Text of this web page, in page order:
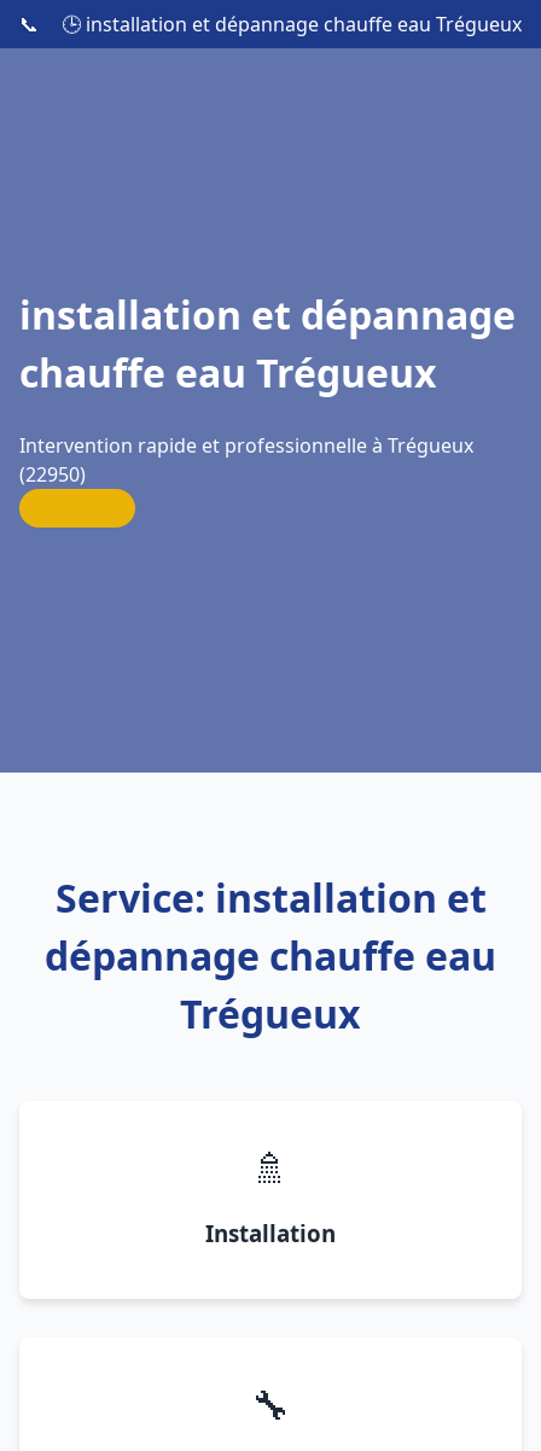
📞 🕒 installation et dépannage chauffe eau Trégueux
installation et dépannage
chauffe eau Trégueux
Intervention rapide et professionnelle à Trégueux
(22950)
Service: installation et
dépannage chauffe eau
Trégueux
🚿
Installation
🔧